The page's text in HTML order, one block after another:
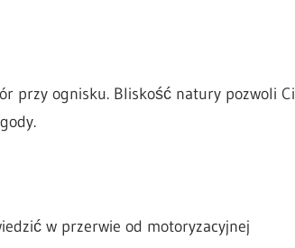
przy ognisku. Bliskość natury pozwoli Ci
w przerwie od motoryzacyjnej